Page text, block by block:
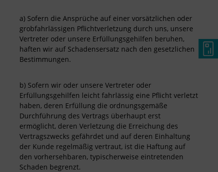
a) Sofern die Ansprüche auf einer vorsätzlichen oder
grobfahrlässigen Pflichtverletzung durch uns, unsere
Vertreter oder unsere Erfüllungsgehilfen beruhen,
haften wir auf Schadensersatz nach den gesetzlichen
Bestimmungen.
b) Sofern wir oder unsere Vertreter oder
Erfüllungsgehilfen leicht fahrlässig eine Pflicht verletzt
haben, deren Erfüllung die ordnungsgemäße
Durchführung des Vertrags überhaupt erst
ermöglicht, deren Verletzung die Erreichung des
Vertragszwecks gefährdet und auf deren Einhaltung
der Kunde regelmäßig vertraut, ist die Haftung auf
den vorhersehbaren, typischerweise eintretenden
Schaden begrenzt.